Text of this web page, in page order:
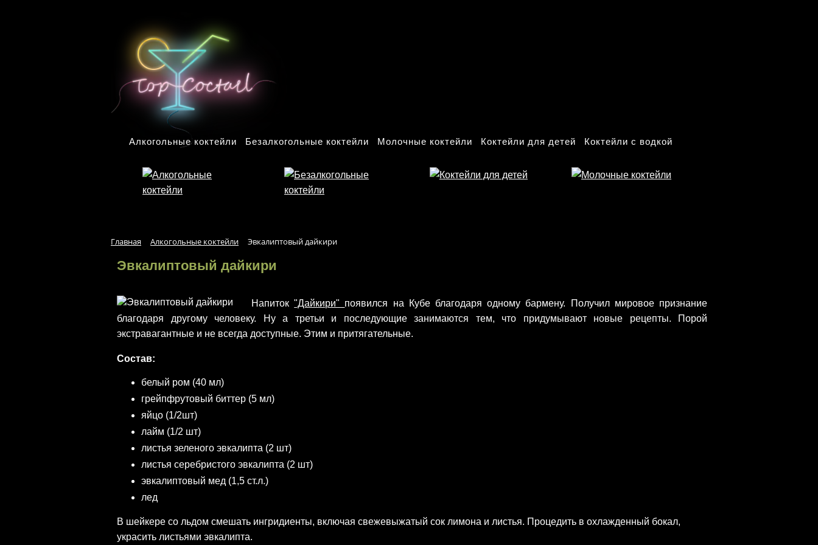
Алкогольные коктейли Безалкогольные коктейли Молочные коктейли Коктейли для детей Коктейли с водкой
Главная Алкогольные коктейли Эвкалиптовый дайкири
Эвкалиптовый дайкири
Напиток"Дайкири" появился на Кубе благодаря одному бармену. Получил мировое признание
благодаря другому человеку. Ну а третьи и последующие занимаются тем, что придумывают новые рецепты. Порой
экстравагантные и не всегда доступные. Этим и притягательные.
Состав:
белый ром (40 мл)
грейпфрутовый биттер (5 мл)
яйцо (1/2шт)
лайм (1/2 шт)
листья зеленого эвкалипта (2 шт)
листья серебристого эвкалипта (2 шт)
эвкалиптовый мед (1,5 ст.л.)
лед
В шейкере со льдом смешать ингридиенты, включая свежевыжатый сок лимона и листья. Процедить в охлажденный бокал,
украсить листьями эвкалипта.